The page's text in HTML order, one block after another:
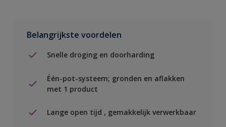
Belangrijkste voordelen
Snelle droging en doorharding
Één-pot-systeem; gronden en aflakken
met 1 product
Lange open tijd , gemakkelijk verwerkbaar